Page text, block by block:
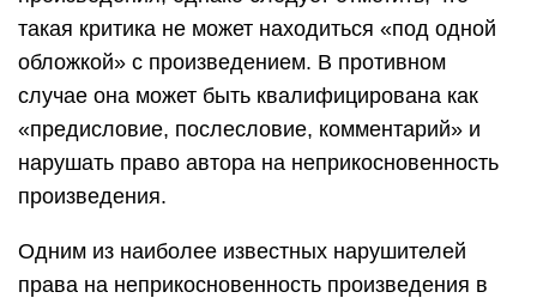
такая критика не может находиться «под одной
обложкой» с произведением. В противном
случае она может быть квалифицирована как
«предисловие, послесловие, комментарий» и
нарушать право автора на неприкосновенность
произведения.
Одним из наиболее известных нарушителей
права на неприкосновенность произведения в